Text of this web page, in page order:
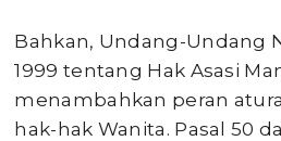
Bahkan, Undang-Undang
1999 tentang Hak Asasi
menambahkan peran
hak-hak Wanita. Pasal 50